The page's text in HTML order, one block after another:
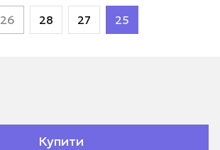
26 28 27 25
Купити